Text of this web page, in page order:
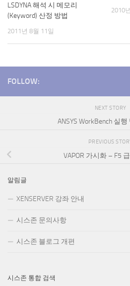
LSDYNA 해석 시 메모리
(Keyword) 산정 방법
2011년 8월 11일
2010
FOLLOW:
NEXT STORY
ANSYS WorkBench 실
PREVIOUS
VAPOR 가시화 – F5
알림글
XENSERVER 강좌 안내
시스존 문의사항
시스존 블로그 개편
시스존 통합 검색